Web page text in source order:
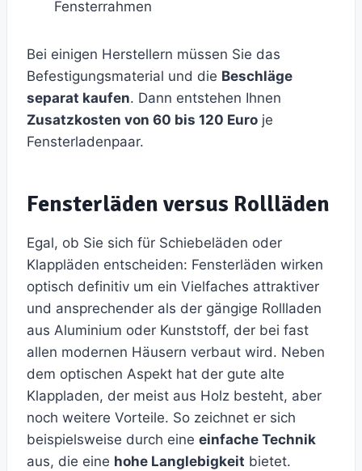
Fensterrahmen
Bei einigen Herstellern müssen Sie das
Befestigungsmaterial und die Beschläge
separat kaufen. Dann entstehen Ihnen
Zusatzkosten von 60 bis 120 Euro je
Fensterladenpaar.
Fensterläden versus Rollläden
Egal, ob Sie sich für Schiebeläden oder
Klappläden entscheiden: Fensterläden wirken
optisch definitiv um ein Vielfaches attraktiver
und ansprechender als der gängige Rollladen
aus Aluminium oder Kunststoff, der bei fast
allen modernen Häusern verbaut wird. Neben
dem optischen Aspekt hat der gute alte
Klappladen, der meist aus Holz besteht, aber
noch weitere Vorteile. So zeichnet er sich
beispielsweise durch eine einfache Technik
aus, die eine hohe Langlebigkeit bietet.